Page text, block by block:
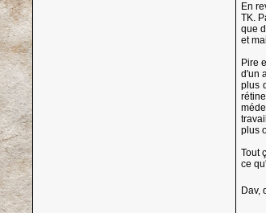
En
TK.
que
et
Pire
d'un
plus
plus
Tout
ce
Dav,